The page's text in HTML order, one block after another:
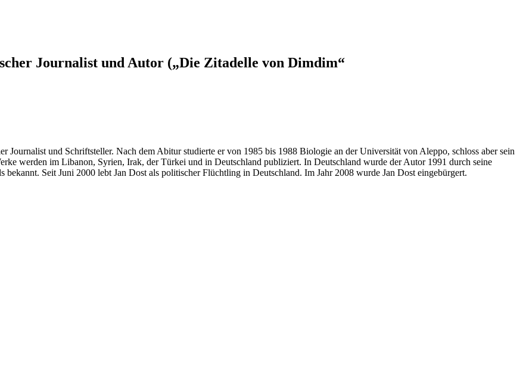
Journalist und Autor („Die Zitadelle von Dimdim“
und Schriftsteller. Nach dem Abitur studierte er von 1985 bis 1988 Biologie an der Universität von Aleppo, schloss aber sein
werden im Libanon, Syrien, Irak, der Türkei und in Deutschland publiziert. In Deutschland wurde der Autor 1991 durch seine
Seit Juni 2000 lebt Jan Dost als politischer Flüchtling in Deutschland. Im Jahr 2008 wurde Jan Dost eingebürgert.